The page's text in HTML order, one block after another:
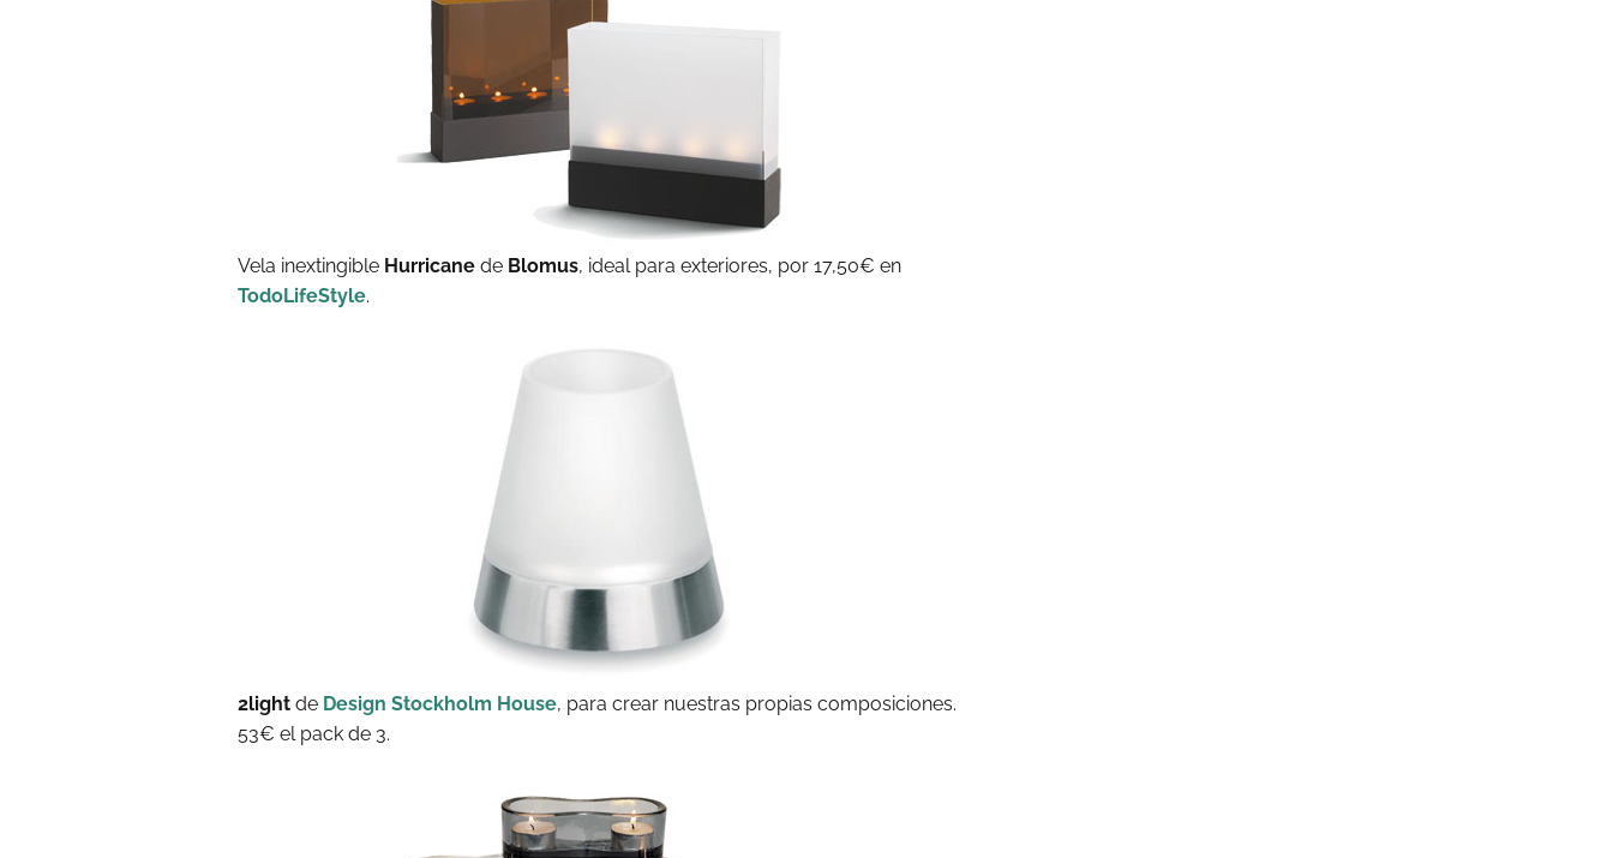
Vela inextingible Hurricane de Blomus, ideal para exteriores, por 17,50€ en
TodoLifeStyle.
2light de Design Stockholm House, para crear nuestras propias composiciones.
53€ el pack de 3.